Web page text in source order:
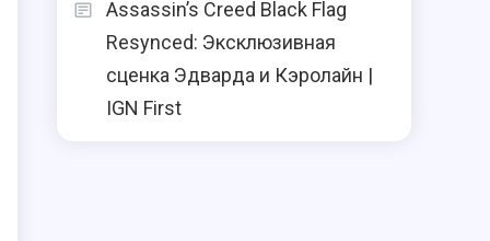
Assassin’s Creed Black Flag
Resynced: Эксклюзивная
сценка Эдварда и Кэролайн |
IGN First